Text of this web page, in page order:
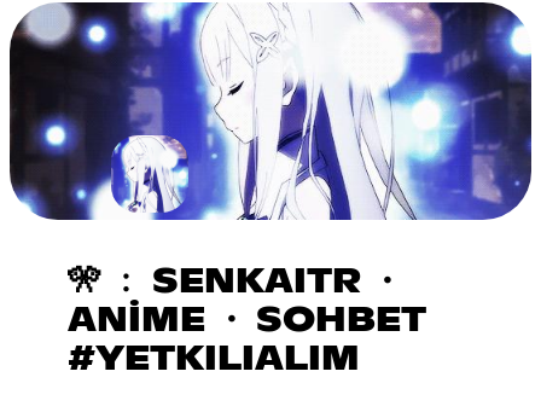
🎌 ﹕ SENKAITR ・
ANİME ・ SOHBET
#YETKILIALIM